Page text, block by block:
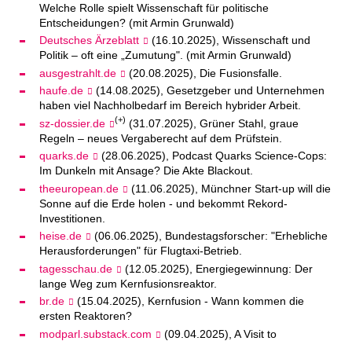
Welche Rolle spielt Wissenschaft für politische
Entscheidungen? (mit Armin Grunwald)
Deutsches Ärzeblatt
(16.10.2025), Wissenschaft und
Politik – oft eine „Zumutung". (mit Armin Grunwald)
ausgestrahlt.de
(20.08.2025), Die Fusionsfalle.
haufe.de
(14.08.2025), Gesetzgeber und Unternehmen
haben viel Nachholbedarf im Bereich hybrider Arbeit.
sz-dossier.de
(+) (31.07.2025), Grüner Stahl, graue
Regeln – neues Vergaberecht auf dem Prüfstein.
quarks.de
(28.06.2025), Podcast Quarks Science-Cops:
Im Dunkeln mit Ansage? Die Akte Blackout.
theeuropean.de
(11.06.2025), Münchner Start-up will die
Sonne auf die Erde holen - und bekommt Rekord-
Investitionen.
heise.de
(06.06.2025), Bundestagsforscher: "Erhebliche
Herausforderungen" für Flugtaxi-Betrieb.
tagesschau.de
(12.05.2025), Energiegewinnung: Der
lange Weg zum Kernfusionsreaktor.
br.de
(15.04.2025), Kernfusion - Wann kommen die
ersten Reaktoren?
modparl.substack.com
(09.04.2025), A Visit to